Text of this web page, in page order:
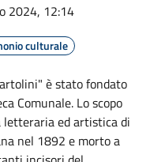
2024, 12:14
culturale
è stato fondato
Comunale. Lo scopo
ed artistica di
nel 1892 e morto a